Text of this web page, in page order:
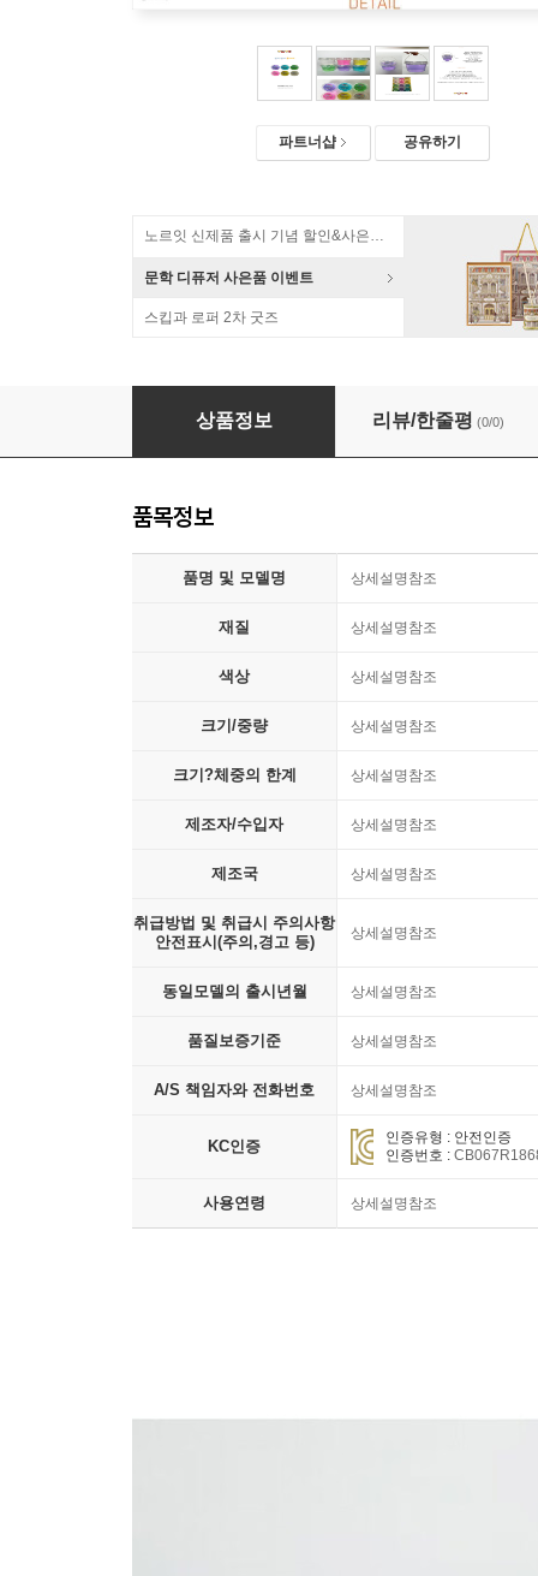
파트너샵 공유하기
노르잇 신제품 출시 기념 할인&사은품 증정!
문학 디퓨저 사은품 이벤트
스킵과 로퍼 2차 굿즈
말랑 젤리 슬라임(색상랜덤)
상품정보 리뷰/한줄평 (0/0)
품목정보
품명 및 모델명 상세설명참조
재질 상세설명참조
색상 상세설명참조
크기/중량 상세설명참조
크기?체중의 한계 상세설명참조
제조자/수입자 상세설명참조
제조국 상세설명참조
취급방법 및 취급시 주의사항
안전표시(주의,경고 등)
상세설명참조
동일모델의 출시년월 상세설명참조
품질보증기준 상세설명참조
A/S 책임자와 전화번호 상세설명참조
KC인증
인증유형 : 안전인증
인증번호 :
사용연령 상세설명참조